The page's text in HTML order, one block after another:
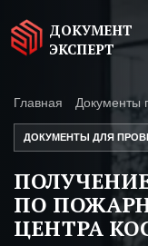
ДОКУМЕНТ
ЭКСПЕРТ
Главная Документы
ДОКУМЕНТЫ ДЛЯ
ПО
ЦЕНТРА